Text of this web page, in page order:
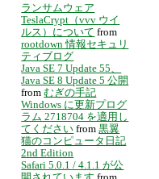
ランサムウェア
TeslaCrypt（vvv ウイ
ルス）について from
rootdown 情報セキュリ
ティブログ
Java SE 7 Update 55、
Java SE 8 Update 5 公開
from むぎの手記
Windows に更新プログ
ラム 2718704 を適用し
てください from 黒翼
猫のコンピュータ日記
2nd Edition
Safari 5.0.1 / 4.1.1 が公